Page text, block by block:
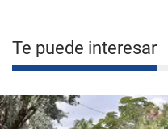
Te puede interesar